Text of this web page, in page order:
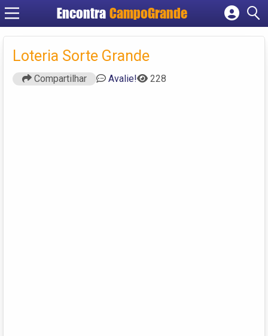
Encontra CampoGrande
Cadastrar empresa
Criar conta
Loteria Sorte Grande
Compartilhar Avalie! 228